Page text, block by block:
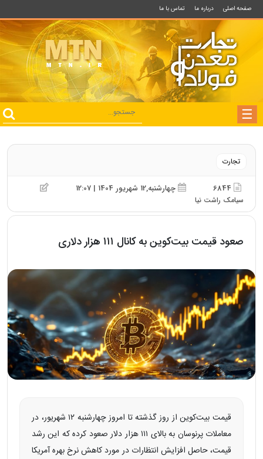
صفحه اصلی درباره ما تماس با ما
تجارت
6844 چهارشنبه,12 شهریور 1404 | 12:07
سیامک راشت نیا
صعود قیمت بیت‌کوین به کانال ۱۱۱ هزار دلاری
قیمت بیت‌کوین از روز گذشته تا امروز چهارشنبه ۱۲ شهریور، در
معاملات پرنوسان به بالای ۱۱۱ هزار دلار صعود کرده که این رشد
قیمت، حاصل افزایش انتظارات در مورد کاهش نرخ بهره آمریکا